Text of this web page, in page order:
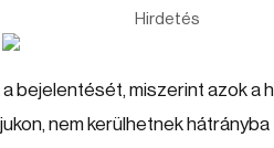
Hirdetés
bejelentését, miszerint azok a
nem kerülhetnek hátrányba